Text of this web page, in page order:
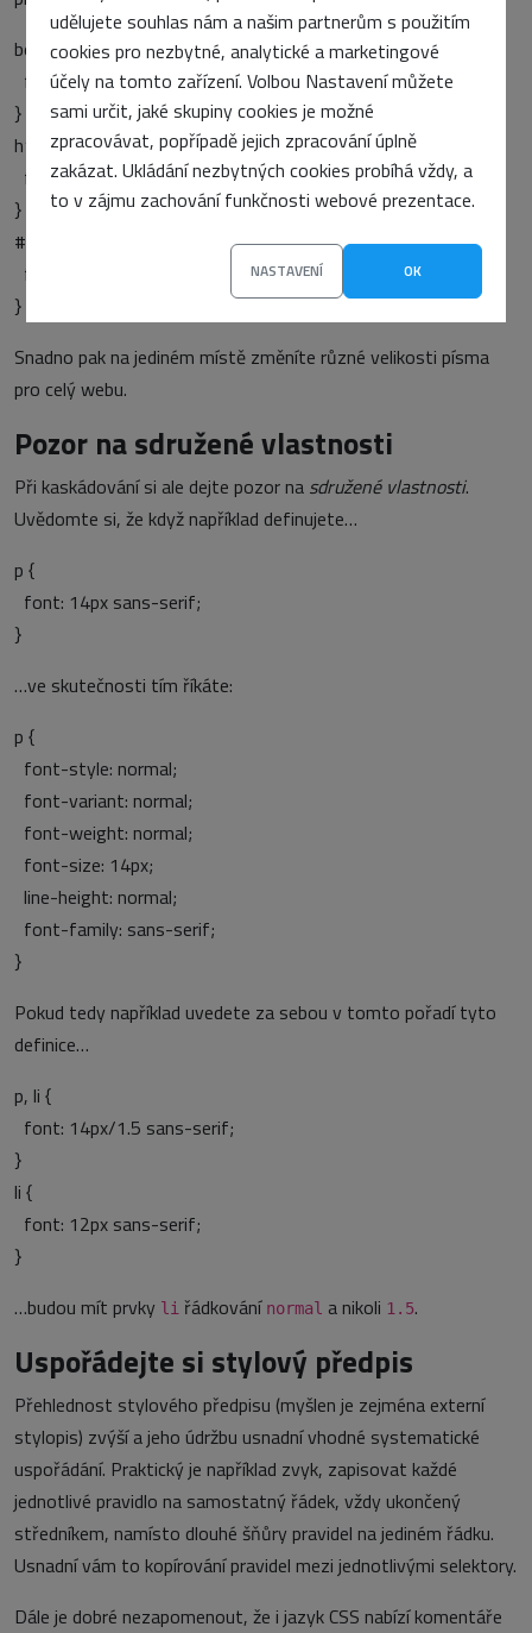
udělujete souhlas nám a našim partnerům s použitím
cookies pro nezbytné, analytické a marketingové
účely na tomto zařízení. Volbou Nastavení můžete
sami určit, jaké skupiny cookies je možné
zpracovávat, popřípadě jejich zpracování úplně
zakázat. Ukládání nezbytných cookies probíhá vždy, a
to v zájmu zachování funkčnosti webové prezentace.
NASTAVENÍ OK
body {
font-size: 14px;
}
h1 {
font-size: 200%
}
#krajnisloupec {
font-size: 85%
}
Snadno pak na jediném místě změníte různé velikosti písma
pro celý webu.
Pozor na sdružené vlastnosti
Při kaskádování si ale dejte pozor na sdružené vlastnosti.
Uvědomte si, že když například definujete…
p {
font: 14px sans-serif;
}
…ve skutečnosti tím říkáte:
p {
font-style: normal;
font-variant: normal;
font-weight: normal;
font-size: 14px;
line-height: normal;
font-family: sans-serif;
}
Pokud tedy například uvedete za sebou v tomto pořadí tyto
definice…
p, li {
font: 14px/1.5 sans-serif;
}
li {
font: 12px sans-serif;
}
…budou mít prvky li řádkování normal a nikoli 1.5.
Uspořádejte si stylový předpis
Přehlednost stylového předpisu (myšlen je zejména externí
stylopis) zvýší a jeho údržbu usnadní vhodné systematické
uspořádání. Praktický je například zvyk, zapisovat každé
jednotlivé pravidlo na samostatný řádek, vždy ukončený
středníkem, namísto dlouhé šňůry pravidel na jediném řádku.
Usnadní vám to kopírování pravidel mezi jednotlivými selektory.
Dále je dobré nezapomenout, že i jazyk CSS nabízí komentáře